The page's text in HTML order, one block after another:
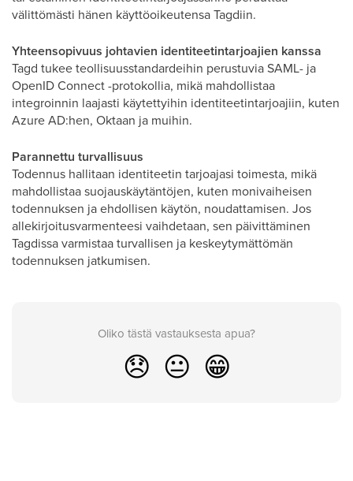
välittömästi hänen käyttöoikeutensa Tagdiin.
Yhteensopivuus johtavien identiteetintarjoajien kanssa
Tagd tukee teollisuusstandardeihin perustuvia SAML- ja
OpenID Connect -protokollia, mikä mahdollistaa
integroinnin laajasti käytettyihin identiteetintarjoajiin, kuten
Azure AD:hen, Oktaan ja muihin.
Parannettu turvallisuus
Todennus hallitaan identiteetin tarjoajasi toimesta, mikä
mahdollistaa suojauskäytäntöjen, kuten monivaiheisen
todennuksen ja ehdollisen käytön, noudattamisen. Jos
allekirjoitusvarmenteesi vaihdetaan, sen päivittäminen
Tagdissa varmistaa turvallisen ja keskeytymättömän
todennuksen jatkumisen.
Oliko tästä vastauksesta apua?
😞 😐 😁